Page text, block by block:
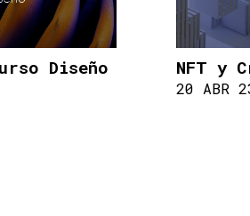
Diseño
NFT y
20 ABR